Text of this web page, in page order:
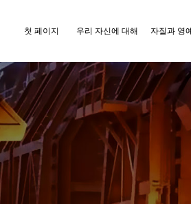
첫 페이지 우리 자신에 대해 자질과 영예